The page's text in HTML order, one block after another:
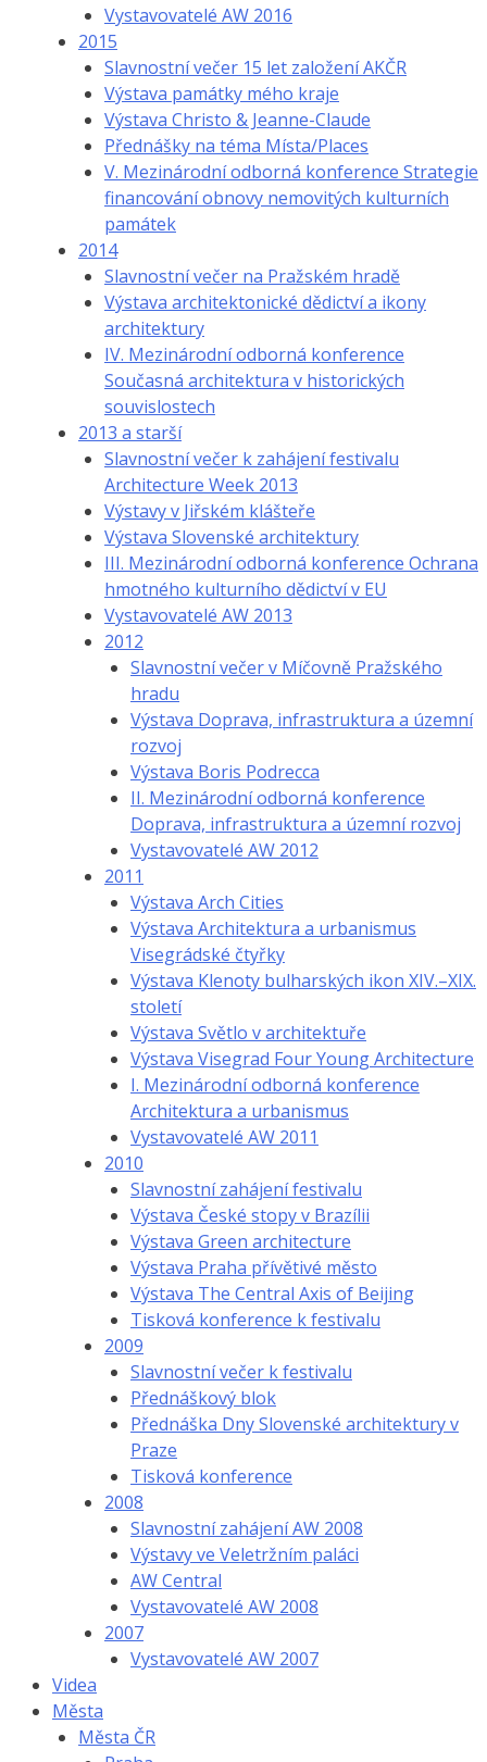
Vystavovatelé AW 2016
2015
Slavnostní večer 15 let založení AKČR
Výstava památky mého kraje
Výstava Christo & Jeanne-Claude
Přednášky na téma Místa/Places
V. Mezinárodní odborná konference Strategie
financování obnovy nemovitých kulturních
památek
2014
Slavnostní večer na Pražském hradě
Výstava architektonické dědictví a ikony
architektury
IV. Mezinárodní odborná konference
Současná architektura v historických
souvislostech
2013 a starší
Slavnostní večer k zahájení festivalu
Architecture Week 2013
Výstavy v Jiřském klášteře
Výstava Slovenské architektury
III. Mezinárodní odborná konference Ochrana
hmotného kulturního dědictví v EU
Vystavovatelé AW 2013
2012
Slavnostní večer v Míčovně Pražského
hradu
Výstava Doprava, infrastruktura a územní
rozvoj
Výstava Boris Podrecca
II. Mezinárodní odborná konference
Doprava, infrastruktura a územní rozvoj
Vystavovatelé AW 2012
2011
Výstava Arch Cities
Výstava Architektura a urbanismus
Visegrádské čtyřky
Výstava Klenoty bulharských ikon XIV.–XIX.
století
Výstava Světlo v architektuře
Výstava Visegrad Four Young Architecture
I. Mezinárodní odborná konference
Architektura a urbanismus
Vystavovatelé AW 2011
2010
Slavnostní zahájení festivalu
Výstava České stopy v Brazílii
Výstava Green architecture
Výstava Praha přívětivé město
Výstava The Central Axis of Beijing
Tisková konference k festivalu
2009
Slavnostní večer k festivalu
Přednáškový blok
Přednáška Dny Slovenské architektury v
Praze
Tisková konference
2008
Slavnostní zahájení AW 2008
Výstavy ve Veletržním paláci
AW Central
Vystavovatelé AW 2008
2007
Vystavovatelé AW 2007
Videa
Města
Města ČR